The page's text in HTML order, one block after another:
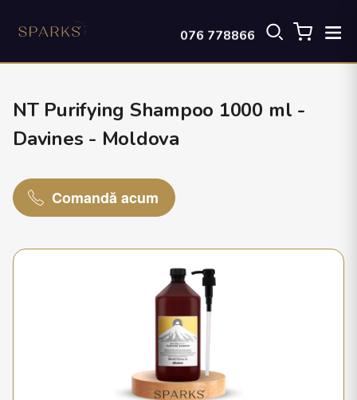
076 778866
NT Purifying Shampoo 1000 ml -
Davines - Moldova
Comandă acum